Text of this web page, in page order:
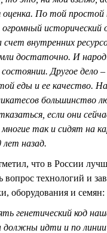
оценка. По той простой
огромный исторический
внутренних
достаточно. И народ
Другое дело
еды и ее качество.
большинство
если они
так и сидят на
лет назад.
что в России
вопрос технологий и
оборудования и семян:
генетический код
идти и по линии